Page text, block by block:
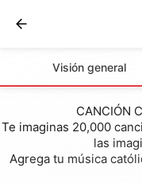
Visión general
CANCIÓN
Te imaginas 20,000
las
Agrega tu música